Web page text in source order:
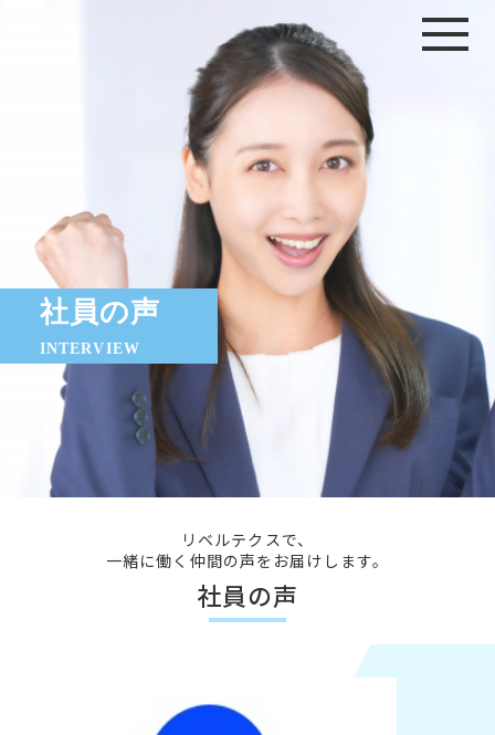
社員の声
INTERVIEW
リベルテクスで、
一緒に働く仲間の声をお届けします。
社員の声